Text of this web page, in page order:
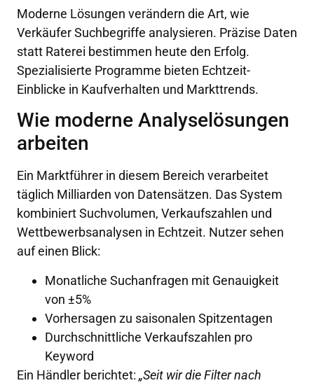
Moderne Lösungen verändern die Art, wie
Verkäufer Suchbegriffe analysieren. Präzise Daten
statt Raterei bestimmen heute den Erfolg.
Spezialisierte Programme bieten Echtzeit-
Einblicke in Kaufverhalten und Markttrends.
Wie moderne Analyselösungen
arbeiten
Ein Marktführer in diesem Bereich verarbeitet
täglich Milliarden von Datensätzen. Das System
kombiniert Suchvolumen, Verkaufszahlen und
Wettbewerbsanalysen in Echtzeit. Nutzer sehen
auf einen Blick:
Monatliche Suchanfragen mit Genauigkeit
von ±5%
Vorhersagen zu saisonalen Spitzentagen
Durchschnittliche Verkaufszahlen pro
Keyword
Ein Händler berichtet: „Seit wir die Filter nach